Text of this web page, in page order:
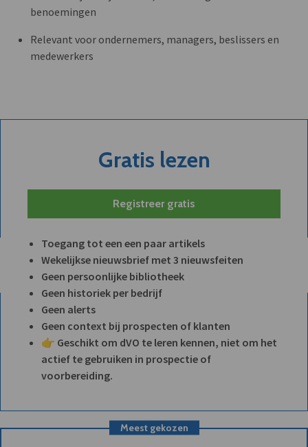
benoemingen
Relevant voor ondernemers, managers, beslissers en
medewerkers
Gratis lezen
Registreer gratis
Toegang tot een een paar artikels
Wekelijkse nieuwsbrief met 3 nieuwsfeiten
Geen persoonlijke bibliotheek
Geen historiek per bedrijf
Geen alerts
Geen context bij prospecten of klanten
👉 Geschikt om dVO te leren kennen, niet om het
actief te gebruiken in prospectie of
voorbereiding.
Meest gekozen